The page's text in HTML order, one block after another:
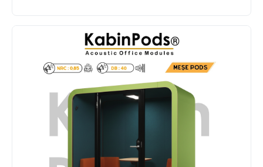
zemin bağlantısı ve köşe detayları doğru
çözülmezse ses kaçağı oluşur. Kağıt üzerinde
yüksek görünen bir değer, sahada beklenen sonucu
vermeyebilir. Ses Yalıtımcı olarak bu yüzden ürünü
“malzeme listesi” değil, “sistem performansı” olarak
ele alıyoruz. Montaj standartlarını da bu sistemin
parçası kabul ediyoruz.
Performansın sürdürülebilirliği için kullanım disiplini